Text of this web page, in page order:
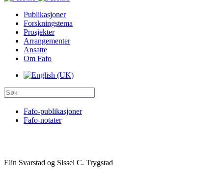
Publikasjoner
Forskningstema
Prosjekter
Arrangementer
Ansatte
Om Fafo
Fafo-publikasjoner
Fafo-notater
Elin Svarstad og Sissel C. Trygstad